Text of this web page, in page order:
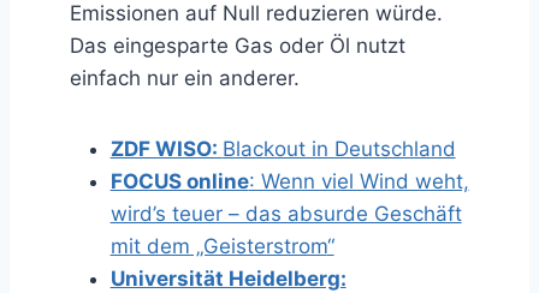
Emissionen auf Null reduzieren würde.
Das eingesparte Gas oder Öl nutzt
einfach nur ein anderer.
ZDF WISO: Blackout in Deutschland
FOCUS online: Wenn viel Wind weht,
wird’s teuer – das absurde Geschäft
mit dem „Geisterstrom“
Universität Heidelberg: